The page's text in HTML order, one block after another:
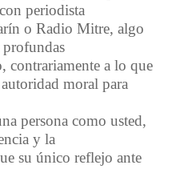
periodista
o Radio Mitre, algo
profundas
contrariamente a lo que
moral para
persona como usted,
y la
su único reflejo ante